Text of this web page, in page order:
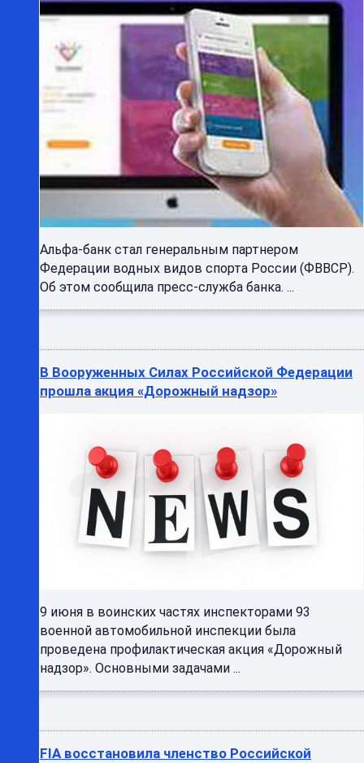
Альфа-банк стал генеральным партнером
Федерации водных видов спорта России (ФВВСР).
Об этом сообщила пресс-служба банка. ...
В Вооруженных Силах Российской Федерации
прошла акция «Дорожный надзор»
9 июня в воинских частях инспекторами 93
военной автомобильной инспекции была
проведена профилактическая акция «Дорожный
надзор». Основными задачами ...
FIA восстановила членство Российской